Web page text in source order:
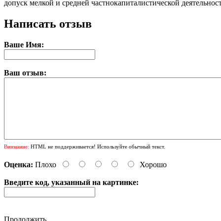
допуск мелкой и средней частнокапиталистической
Написать отзыв
Ваше Имя:
Ваш отзыв:
Внимание: HTML не поддерживается! Используйте обычный текст.
Оценка: Плохо Хорошо
Введите код, указанный на картинке:
Продолжить